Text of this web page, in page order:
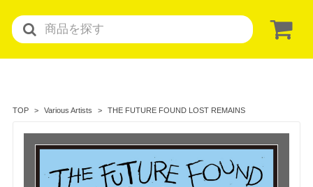
TOP Various Artists THE FUTURE FOUND LOST REMAINS